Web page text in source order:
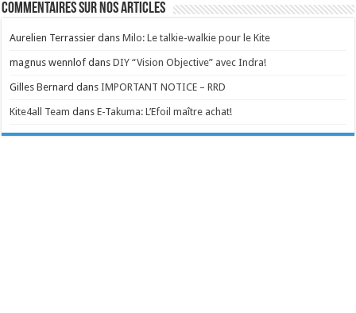
Commentaires sur nos articles
Aurelien Terrassier dansMilo: Le talkie-walkie pour le Kite
magnus wennlof dansDIY “Vision Objective” avec Indra!
Gilles Bernard dansIMPORTANT NOTICE – RRD
Kite4all Team dansE-Takuma: L’Efoil maître achat!